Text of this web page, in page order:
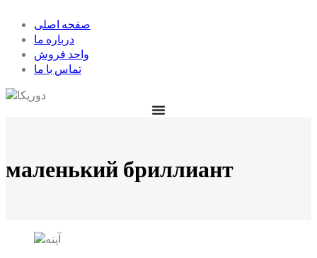
صفحه اصلی
درباره ما
واحد فروش
تماس با ما
маленький бриллиант